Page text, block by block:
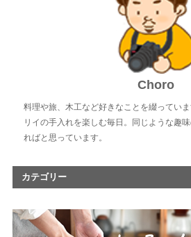
Choro
料理や旅、木工など好きなことを綴ってい
リイの手入れを楽しむ毎日。同じような趣
ればと思っています。
カテゴリー